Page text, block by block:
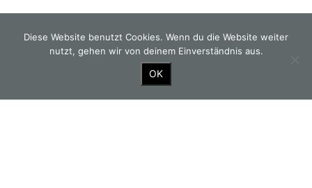
GOURMETWIRTSHAUS
EVENTS
ZIMMER BUCHEN
KONTAKT
ANFRAGE
Diese Website benutzt Cookies. Wenn du die Website weiter
nutzt, gehen wir von deinem Einverständnis aus.
OK